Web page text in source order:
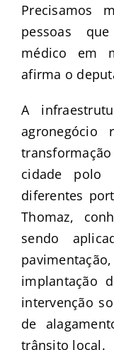
Precisamos
pessoas
médico em
afirma o
A
agronegócio
cidade polo
diferentes
Thomaz,
sendo
implantação
intervenção
de
trânsito local.